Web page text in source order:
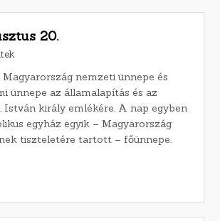
20.
Magyarország nemzeti ünnepe és
ünnepe az államalapítás és az
István király emlékére. A nap egyben
egyház egyik – Magyarország
tiszteletére tartott – főünnepe.